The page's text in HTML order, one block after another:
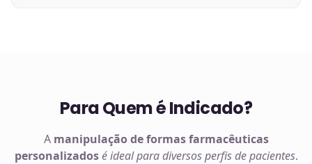
Para Quem é Indicado?
A manipulação deformas farmacêuticas
personalizados é ideal para diversos perfis de pacientes.